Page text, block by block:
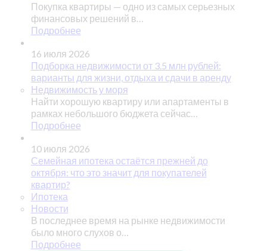
Покупка квартиры — одно из самых серьезных
финансовых решений в…
Подробнее
16 июля 2026
Подборка недвижимости от 3.5 млн рублей:
варианты для жизни, отдыха и сдачи в аренду
Недвижимость у моря
Найти хорошую квартиру или апартаменты в
рамках небольшого бюджета сейчас…
Подробнее
10 июля 2026
Семейная ипотека остаётся прежней до
октября: что это значит для покупателей
квартир?
Ипотека
Новости
В последнее время на рынке недвижимости
было много слухов о…
Подробнее